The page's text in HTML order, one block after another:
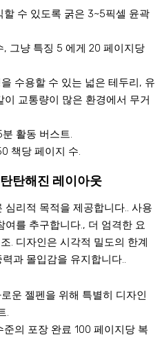
할 수 있도록 굵은 3~5픽셀 윤곽
, 그냥 특징 5 에게 20 페이지당
수용할 수 있는 넓은 테두리, 유
교통량이 많은 환경에서 무거
활동 버스트.
책당 페이지 수.
탄해진 레이아웃
리적 목적을 제공합니다.. 사용
를 추구합니다., 더 엄격한 요
. 디자인은 시각적 밀도의 한계
과 몰입감을 유지합니다..
운 젤펜을 위해 특별히 디자인
.
준의 포장 완료 100 페이지당 복